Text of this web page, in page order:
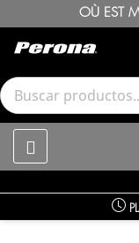
OÙ EST
PLAZOS DE ENTREGA